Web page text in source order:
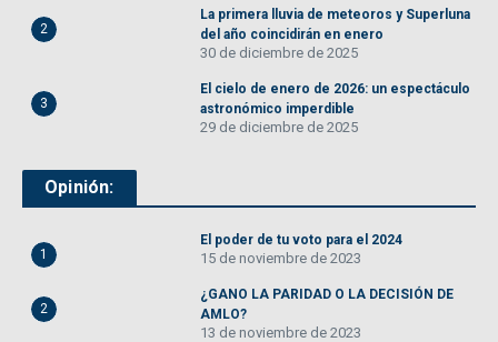
2
La primera lluvia de meteoros y Superluna
del año coincidirán en enero
30 de diciembre de 2025
3
El cielo de enero de 2026: un espectáculo
astronómico imperdible
29 de diciembre de 2025
Opinión:
1
El poder de tu voto para el 2024
15 de noviembre de 2023
2
¿GANO LA PARIDAD O LA DECISIÓN DE
AMLO?
13 de noviembre de 2023